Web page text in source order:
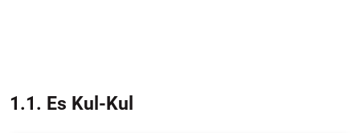
1.1. Es Kul-Kul